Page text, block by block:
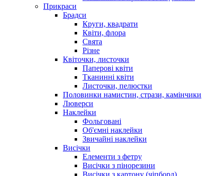
Прикраси
Брадси
Круги, квадрати
Квіти, флора
Свята
Різне
Квіточки, листочки
Паперові квіти
Тканинні квіти
Листочки, пелюстки
Половинки намистин, стрази, камінчики
Люверси
Наклейки
Фольговані
Об'ємні наклейки
Звичайні наклейки
Висічки
Елементи з фетру
Висічки з пінорезини
Висічки з картону (чіпборд)